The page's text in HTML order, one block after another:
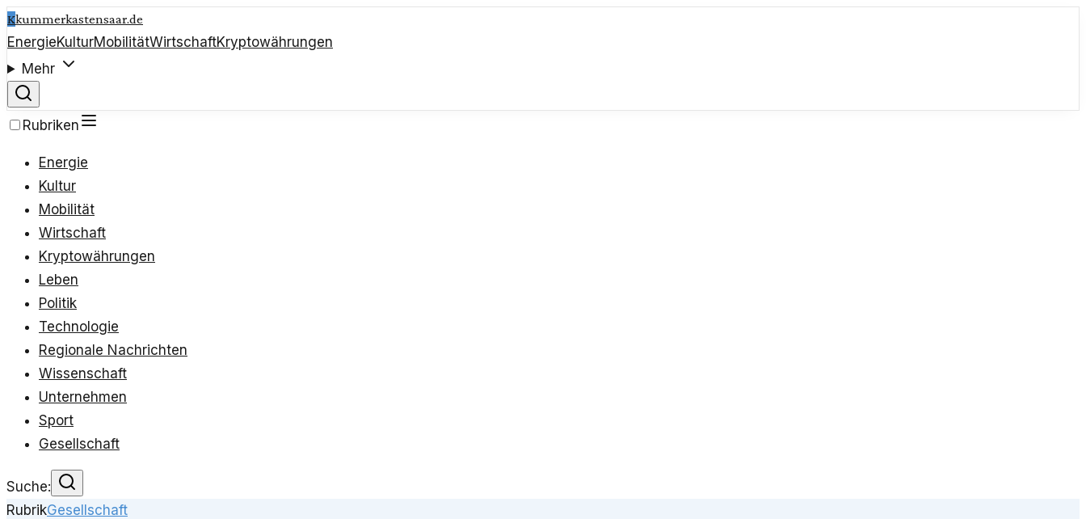
Kkummerkastensaar.de
EnergieKulturMobilitätWirtschaftKryptowährungen
Mehr
Rubriken
Energie
Kultur
Mobilität
Wirtschaft
Kryptowährungen
Leben
Politik
Technologie
Regionale Nachrichten
Wissenschaft
Unternehmen
Sport
Gesellschaft
Suche:
RubrikGesellschaft